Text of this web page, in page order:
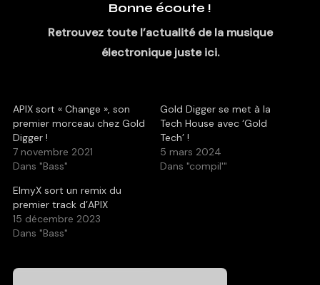
Bonne écoute !
Retrouvez toute l’actualité de la musique
électronique juste ici.
APIX sort « Change », son
premier morceau chez Gold
Digger !
7 novembre 2021
Dans "Bass"
Gold Digger se met à la
Tech House avec ‘Gold
Tech’ !
5 mars 2024
Dans "compil'"
ElmyX sort un remix du
premier track d’APIX
15 décembre 2023
Dans "Bass"